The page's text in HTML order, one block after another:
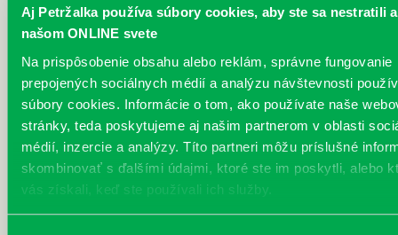
Aj Petržalka používa súbory cookies, aby ste sa nestratili
našom ONLINE svete
Na prispôsobenie obsahu alebo reklám, správne fungovanie
prepojených sociálnych médií a analýzu návštevnosti
súbory cookies. Informácie o tom, ako používate naše
stránky, teda poskytujeme aj našim partnerom v oblasti
médií, inzercie a analýzy. Títo partneri môžu príslušné
skombinovať s ďalšími údajmi, ktoré ste im poskytli, alebo
vás získali, keď ste používali ich služby.
dobré rady pre začínajúcich autorov Termín: 23. 10. 2025 / 17:30 hod.
/ knižnica Prokofievova 5 Slávnostné vyhodnotenie 36. ročníka PSFU
2025 a seminár s porotcami Martou Hlušíkovou, Erikom
Ondrejičkom a Dadom Nagyom Termín: 24. 10. 2025 / 10:00 – 13:00
hod. / Cik Cak Centrum Jiráskova 5, knižnica Prokofievova 5 .
Seniorfest v petržalskej knižnici Pripájame sa k 18. ročníku podujatí
pre seniorov, ktoré sú realiz...Viac
Kubko na návšteve u starých rodičov
Každý deň | Turnianska 10
Pre deti